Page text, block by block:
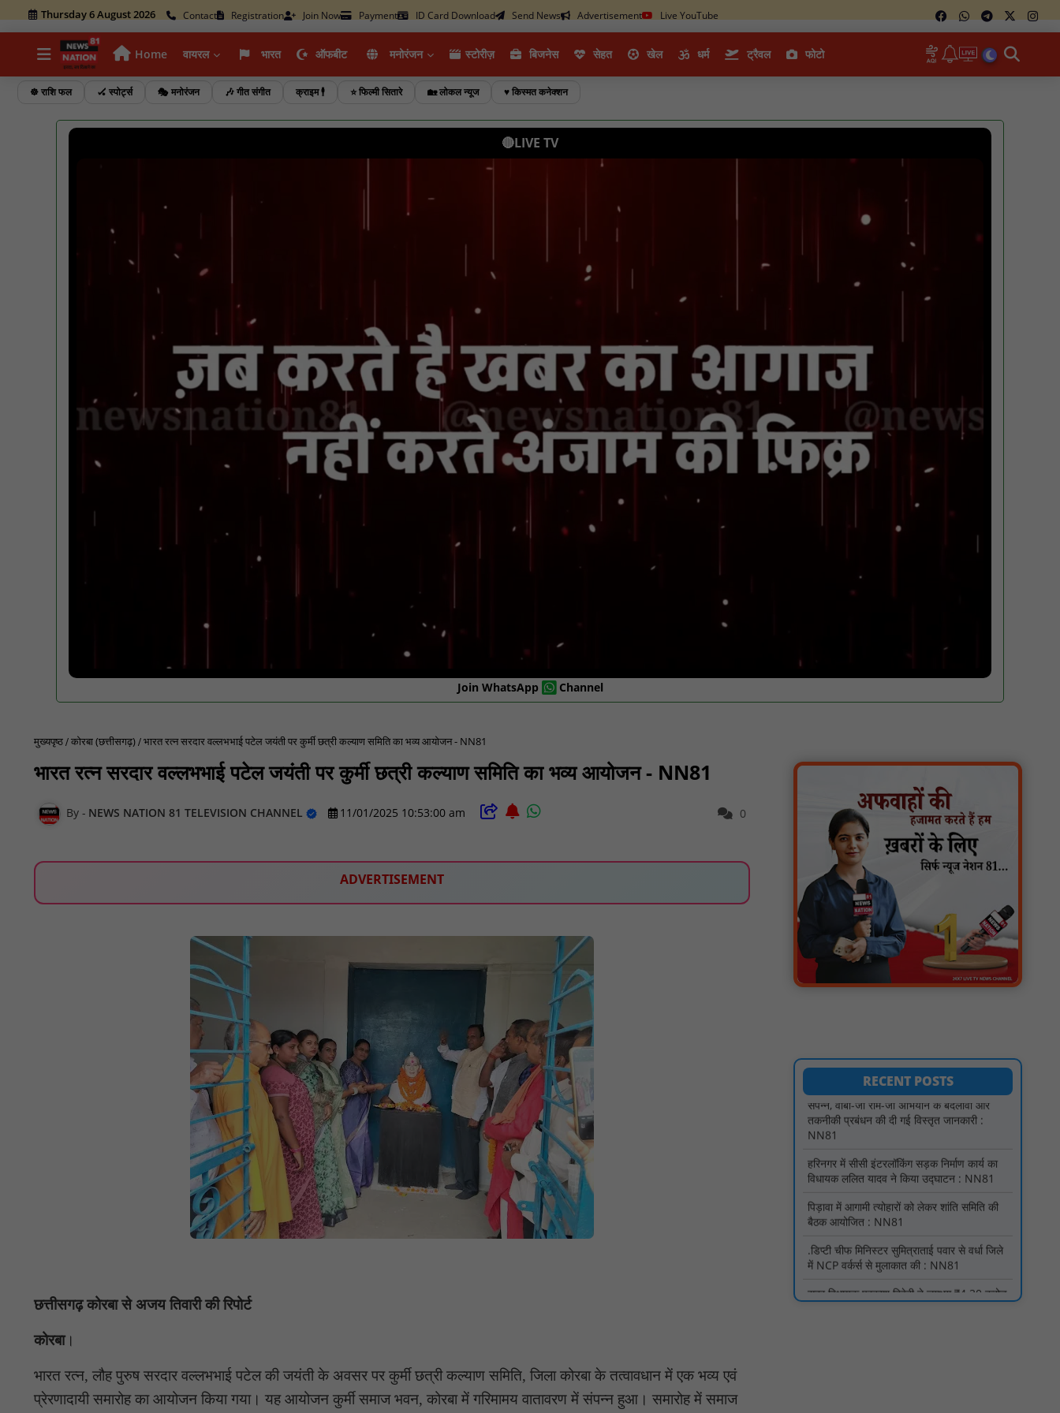
Thursday 6 August 2026 Contact Registration Join Now Payment ID Card Download Send News Advertisement Live YouTube
Home वायरल भारत ऑफबीट मनोरंजन स्टोरीज़ ब‍िजनेस सेहत खेल धर्म ट्रैवल फोटो
☸️ राशि फल 🏑 स्पोर्ट्स 🎭 मनोरंजन 🎶 गीत संगीत क्राइम 🕴️ ⭐ फिल्मी सितारे 🏡 लोकल न्यूज ♥️ किस्मत कनेक्शन
🔴LIVE TV
Join WhatsApp Channel
मुख्यपृष्ठ कोरबा (छत्तीसगढ़) भारत रत्न सरदार वल्लभभाई पटेल जयंती पर कुर्मी छत्री कल्याण समिति का भव्य आयोजन - NN81
भारत रत्न सरदार वल्लभभाई पटेल जयंती पर कुर्मी छत्री कल्याण समिति का भव्य आयोजन - NN81
NEWS NATION 81 TELEVISION CHANNEL 11/01/2025 10:53:00 am 0
ADVERTISEMENT
छत्तीसगढ़ कोरबा से अजय तिवारी की रिपोर्ट
कोरबा।
भारत रत्न, लौह पुरुष सरदार वल्लभभाई पटेल की जयंती के अवसर पर कुर्मी छत्री कल्याण समिति, जिला कोरबा के तत्वावधान में एक भव्य एवं
प्रेरणादायी समारोह का आयोजन किया गया। यह आयोजन कुर्मी समाज भवन, कोरबा में गरिमामय वातावरण में संपन्न हुआ। समारोह में समाज
RECENT POSTS
मुख्यमंत्री विष्णुदेव साय ने दिए समयबद्ध क्रियान्वयन
सोलर हाई मास्ट से रोशन हो रहे वनांचल के गांव,
नियद नेल्लानार ग्रामों में बढ़ी सुरक्षा और सुविधा :
NN81
सरस्वती साइकिल योजना के तहत 18 छात्राओं को
साइकिल वितरण, 'एक पेड़ माँ के नाम' अभियान में
हुआ वृक्षारोपण : NN81
रेजिडेंट डॉक्टरों का शांतिपूर्ण आंदोलन जारी, सभी
रेजिडेंट्स का लंबित वेतन जारी होने तक संघर्ष रहेगा :
NN81
टिमरनी नगर व आसपास के ग्रामीण क्षेत्रों के स्कूल
संपन्न, वीबी-जी राम-जी अभियान के बदलावों और
तकनीकी प्रबंधन की दी गई विस्तृत जानकारी :
हरिनगर में सीसी इंटरलॉकिंग सड़क निर्माण कार्य का
विधायक ललित यादव ने किया उद्घाटन : NN81
पिड़ावा में आगामी त्योहारों को लेकर शांति समिति की
बैठक आयोजित : NN81
.डिप्टी चीफ मिनिस्टर सुमित्राताई पवार से वर्धा जिले
में NCP वर्कर्स से मुलाकात की : NN81
सदर विधायक प्रकाश द्विवेदी ने लगभग ₹4.30 करोड़
की विकास परियोजनाओं का किया लोकार्पण एवं
शिलान्यास : NN81
पारस पोर्टल से होगी योजनाओं की नियमित समीक्षा,